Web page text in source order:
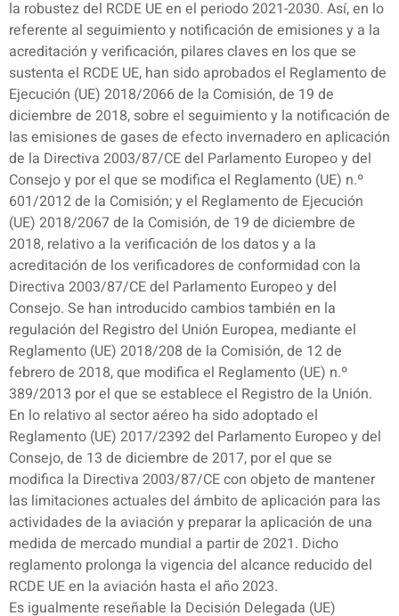
la robustez del RCDE UE en el periodo 2021-2030. Así, en lo
referente al seguimiento y notificación de emisiones y a la
acreditación y verificación, pilares claves en los que se
sustenta el RCDE UE, han sido aprobados el Reglamento de
Ejecución (UE) 2018/2066 de la Comisión, de 19 de
diciembre de 2018, sobre el seguimiento y la notificación de
las emisiones de gases de efecto invernadero en aplicación
de la Directiva 2003/87/CE del Parlamento Europeo y del
Consejo y por el que se modifica el Reglamento (UE) n.º
601/2012 de la Comisión; y el Reglamento de Ejecución
(UE) 2018/2067 de la Comisión, de 19 de diciembre de
2018, relativo a la verificación de los datos y a la
acreditación de los verificadores de conformidad con la
Directiva 2003/87/CE del Parlamento Europeo y del
Consejo. Se han introducido cambios también en la
regulación del Registro del Unión Europea, mediante el
Reglamento (UE) 2018/208 de la Comisión, de 12 de
febrero de 2018, que modifica el Reglamento (UE) n.º
389/2013 por el que se establece el Registro de la Unión.
En lo relativo al sector aéreo ha sido adoptado el
Reglamento (UE) 2017/2392 del Parlamento Europeo y del
Consejo, de 13 de diciembre de 2017, por el que se
modifica la Directiva 2003/87/CE con objeto de mantener
las limitaciones actuales del ámbito de aplicación para las
actividades de la aviación y preparar la aplicación de una
medida de mercado mundial a partir de 2021. Dicho
reglamento prolonga la vigencia del alcance reducido del
RCDE UE en la aviación hasta el año 2023.
Es igualmente reseñable la Decisión Delegada (UE)